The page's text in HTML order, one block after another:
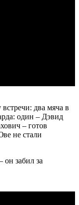
два мяча в
один – Дэвид
– готов
не стали
забил за